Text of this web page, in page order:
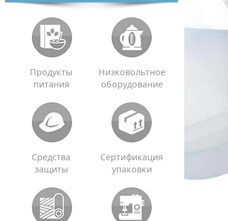
Продукты
питания
Низковольтное
оборудование
Средства
защиты
Сертификация
упаковки